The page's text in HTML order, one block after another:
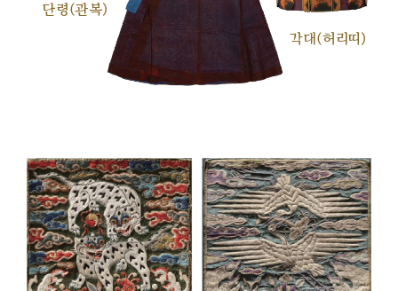
단령(관복)
각대(허리띠)